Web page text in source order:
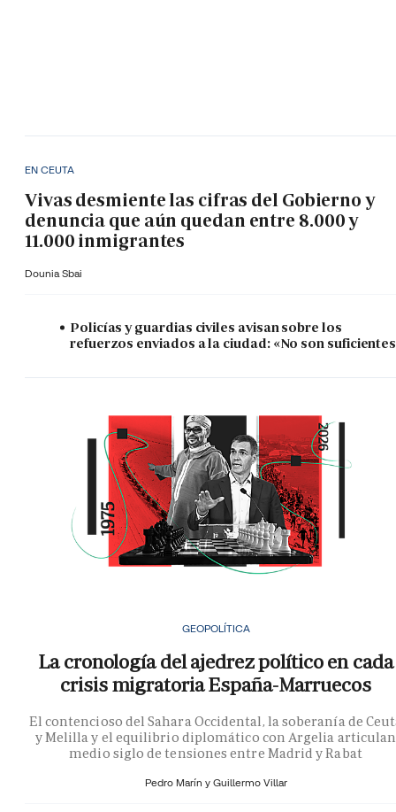
EN CEUTA
Vivas desmiente las cifras del Gobierno y
denuncia que aún quedan entre 8.000 y
11.000 inmigrantes
Dounia Sbai
Policías y guardias civiles avisan sobre los
refuerzos enviados a la ciudad: «No son
GEOPOLÍTICA
La cronología del ajedrez político en cada
crisis migratoria España-Marruecos
El contencioso del Sahara Occidental, la soberanía de
y Melilla y el equilibrio diplomático con Argelia articulan
medio siglo de tensiones entre Madrid y Rabat
Pedro Marín y Guillermo Villar